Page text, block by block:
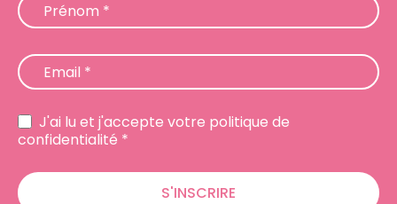
Prénom *
Email *
J'ai lu et j'accepte votre politique de
confidentialité *
S'INSCRIRE